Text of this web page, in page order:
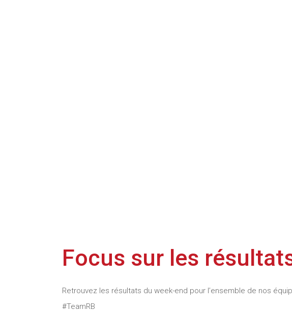
Focus sur les
Retrouvez les résultats du week-end pour l’ensemble de nos
#TeamRB